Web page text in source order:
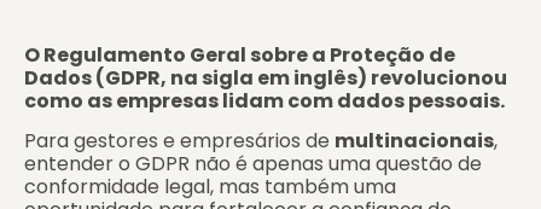
O Regulamento Geral sobre a Proteção de
Dados (GDPR, na sigla em inglês) revolucionou
como as empresas lidam com dados pessoais.
Para gestores e empresários de multinacionais,
entender o GDPR não é apenas uma questão de
conformidade legal, mas também uma